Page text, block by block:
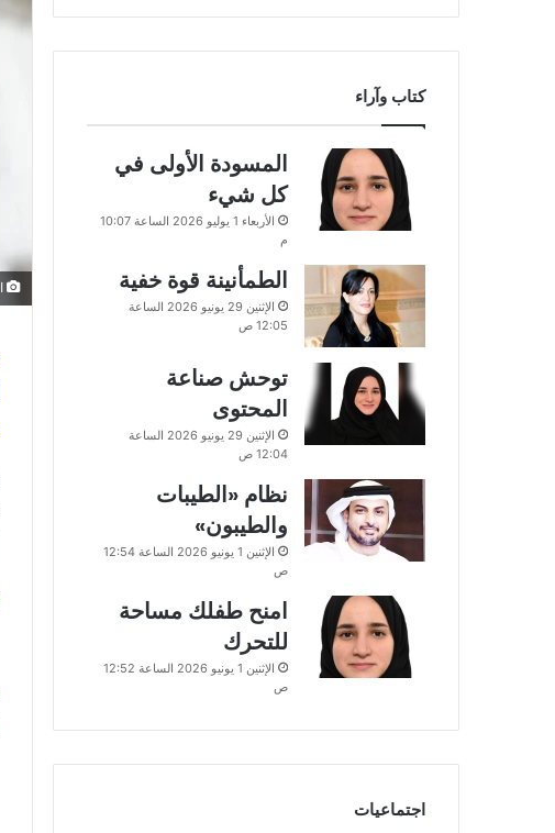
كتاب وآراء
المسودة الأولى في
كل شيء
الأربعاء 1 يوليو 2026 الساعة 10:07
م
الطمأنينة قوة خفية
الإثنين 29 يونيو 2026 الساعة
12:05 ص
توحش صناعة
المحتوى
الإثنين 29 يونيو 2026 الساعة
12:04 ص
نظام «الطيبات
والطيبون»
الإثنين 1 يونيو 2026 الساعة 12:54
ص
امنح طفلك مساحة
للتحرك
الإثنين 1 يونيو 2026 الساعة 12:52
ص
اجتماعيات